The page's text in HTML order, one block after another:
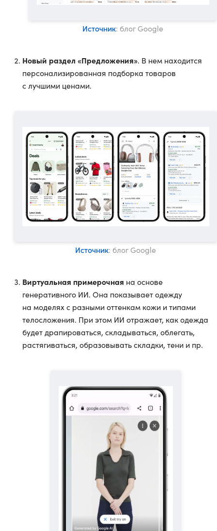
Источник: блог Google
Новый раздел «Предложения». В нем находится
персонализированная подборка товаров
с лучшими ценами.
Источник: блог Google
Виртуальная примерочная на основе
генеративного ИИ. Она показывает одежду
на моделях с разными оттенкам кожи и типами
телосложения. При этом ИИ отражает, как одежда
будет драпироваться, складываться, облегать,
растягиваться, образовывать складки, тени и пр.